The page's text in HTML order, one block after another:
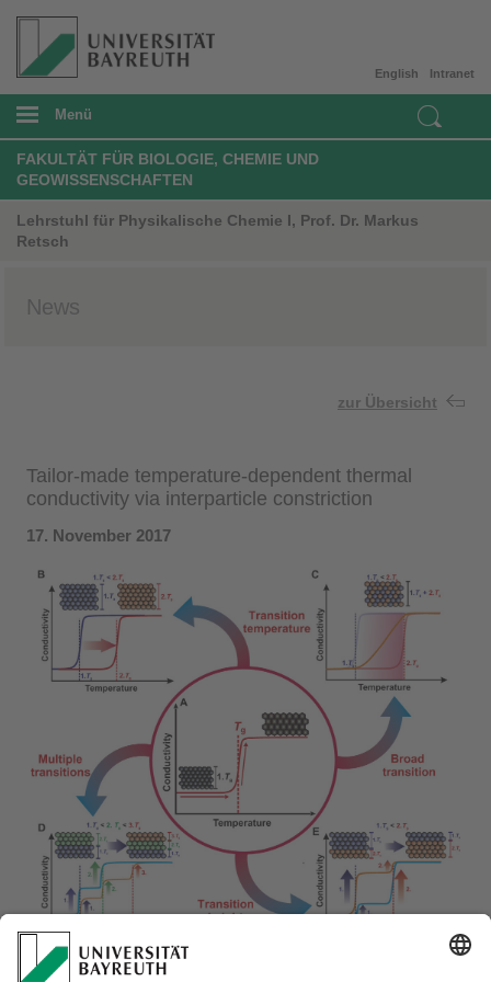
Intranet
English
Menü
FAKULTÄT FÜR BIOLOGIE, CHEMIE UND
GEOWISSENSCHAFTEN
Lehrstuhl für Physikalische Chemie I, Prof. Dr. Markus
Retsch
News
zur Übersicht
Tailor-made temperature-dependent thermal
conductivity via interparticle constriction
17. November 2017
Science Advances just published our work on tailor-made